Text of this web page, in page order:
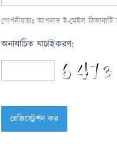
গোপনীয়তাঃ আপনার ই-মেইল ঠিকানাটি
অনাযাচিত যাচাইকরণ: